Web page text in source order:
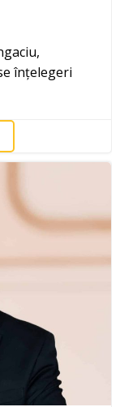
înțelegeri